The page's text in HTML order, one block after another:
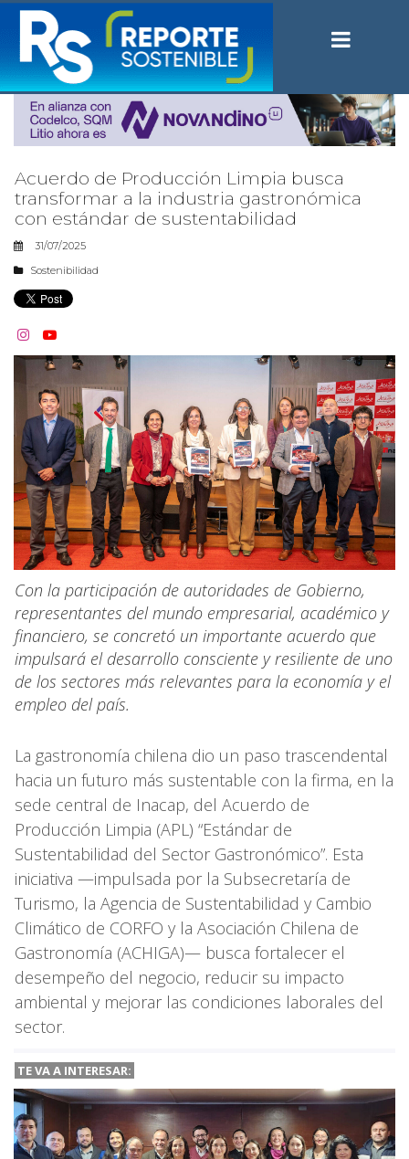
Acuerdo de Producción Limpia busca
transformar a la industria gastronómica
con estándar de sustentabilidad
31/07/2025
Sostenibilidad
 
Con la participación de autoridades de Gobierno,
representantes del mundo empresarial, académico y
financiero, se concretó un importante acuerdo que
impulsará el desarrollo consciente y resiliente de uno
de los sectores más relevantes para la economía y el
empleo del país.
La gastronomía chilena dio un paso trascendental
hacia un futuro más sustentable con la firma, en la
sede central de Inacap, del Acuerdo de
Producción Limpia (APL) “Estándar de
Sustentabilidad del Sector Gastronómico”. Esta
iniciativa —impulsada por la Subsecretaría de
Turismo, la Agencia de Sustentabilidad y Cambio
Climático de CORFO y la Asociación Chilena de
Gastronomía (ACHIGA)— busca fortalecer el
desempeño del negocio, reducir su impacto
ambiental y mejorar las condiciones laborales del
sector.
TE VA A INTERESAR: